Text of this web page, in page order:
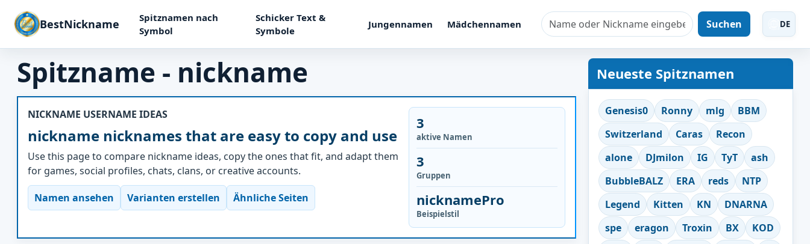
BestNickname
Spitznamen nach
Symbol
Schicker Text &
Symbole
Jungennamen Mädchennamen Suchen DE
Spitzname - nickname
NICKNAME USERNAME IDEAS
nickname nicknames that are easy to copy and use
Use this page to compare nickname ideas, copy the ones that fit, and adapt them
for games, social profiles, chats, clans, or creative accounts.
Namen ansehen Varianten erstellen Ähnliche Seiten
3
aktive Namen
3
Gruppen
nicknamePro
Beispielstil
Neueste Spitznamen
Genesis0 Ronny mlg
BBM
Switzerland
Caras
Recon
alone
DJmilon IG TyT
ash
BubbleBALZ
ERA reds
NTP
Legend
Kitten KN
DNARNA
spe
eragon Troxin BX
KOD